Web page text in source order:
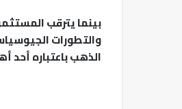
بينما يترقب
والتطورات
الذهب باعتباره أحد